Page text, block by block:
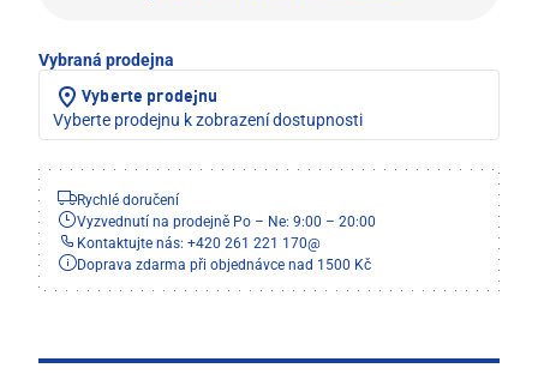
Vybraná prodejna
Vyberte prodejnu
Vyberte prodejnu k zobrazení dostupnosti
Rychlé doručení
Vyzvednutí na prodejně Po – Ne: 9:00 – 20:00
Kontaktujte nás: +420 261 221 170@
Doprava zdarma při objednávce nad 1500 Kč